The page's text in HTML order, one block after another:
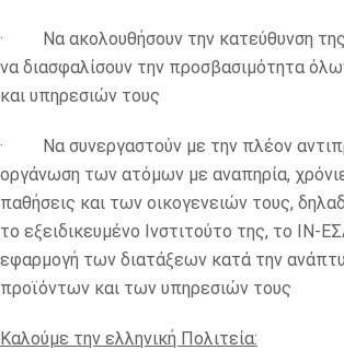
· Να ακολουθήσουν την κατεύθυνση της
να διασφαλίσουν την προσβασιμότητα
και υπηρεσιών τους
· Να συνεργαστούν με την πλέον
οργάνωση των ατόμων με αναπηρία,
παθήσεις και των οικογενειών τους,
το εξειδικευμένο Ινστιτούτο της, το ΙΝ-
εφαρμογή των διατάξεων κατά την
προϊόντων και των υπηρεσιών τους
Καλούμε την ελληνική Πολιτεία: